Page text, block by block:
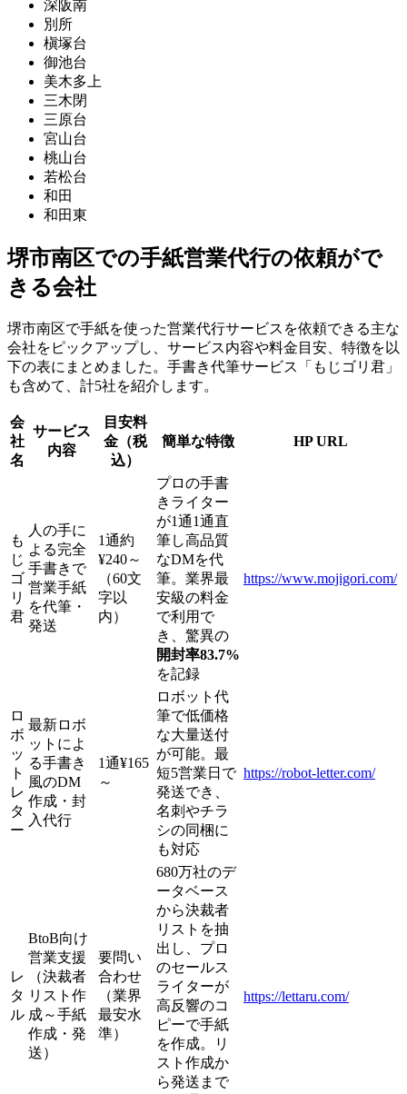
深阪南
別所
槇塚台
御池台
美木多上
三木閉
三原台
宮山台
桃山台
若松台
和田
和田東
堺市南区での手紙営業代行の依頼がで
きる会社
堺市南区で手紙を使った営業代行サービスを依頼できる主な
会社をピックアップし、サービス内容や料金目安、特徴を以
下の表にまとめました。手書き代筆サービス「もじゴリ君」
も含めて、計5社を紹介します。
会
社
名
サービス
内容
目安料
金（税
込）
簡単な特徴 HP URL
も
じ
ゴ
リ
君
人の手に
よる完全
手書きで
営業手紙
を代筆・
発送
1通約
¥240～
（60文
字以
内）
プロの手書
きライター
が1通1通直
筆し高品質
なDMを代
筆。業界最
安級の料金
で利用で
き、驚異の
開封率83.7%
を記録
https://www.mojigori.com/
ロ
ボ
ッ
ト
レ
タ
ー
最新ロボ
ットによ
る手書き
風のDM
作成・封
入代行
1通¥165
～
ロボット代
筆で低価格
な大量送付
が可能。最
短5営業日で
発送でき、
名刺やチラ
シの同梱に
も対応
https://robot-letter.com/
レ
タ
ル
BtoB向け
営業支援
（決裁者
リスト作
成～手紙
作成・発
送）
要問い
合わせ
（業界
最安水
準）
680万社のデ
ータベース
から決裁者
リストを抽
出し、プロ
のセールス
ライターが
高反響のコ
ピーで手紙
を作成。リ
スト作成か
ら発送まで
https://lettaru.com/